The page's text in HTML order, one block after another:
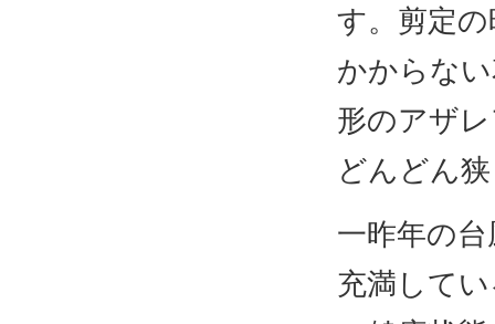
す。剪定
かからな
形のアザ
どんどん
一昨年の
充満して